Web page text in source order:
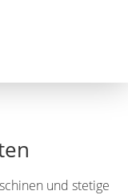
und stetige